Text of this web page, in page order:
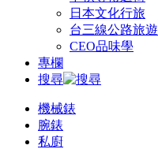
日本文化行旅
台三線公路旅遊
CEO品味學
專欄
搜尋
機械錶
腕錶
私廚